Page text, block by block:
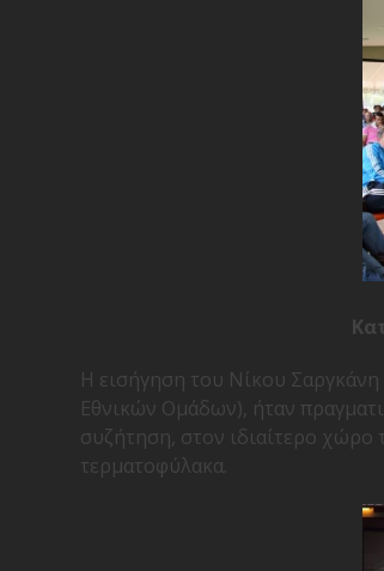
Η εισήγηση του Νίκου
Εθνικών Ομάδων), ήταν
συζήτηση, στον ιδιαίτερο
τερματοφύλακα.